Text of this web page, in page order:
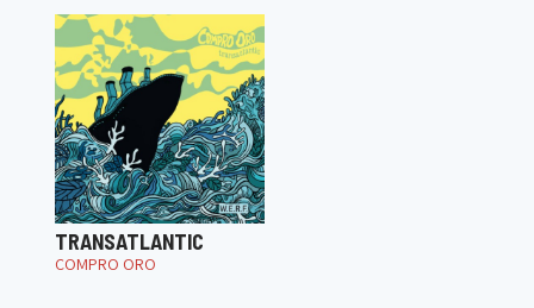
TRANSATLANTIC
COMPRO ORO